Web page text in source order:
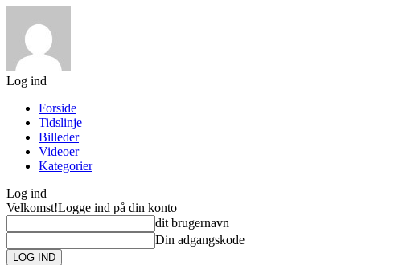
Log ind
Forside
Tidslinje
Billeder
Videoer
Kategorier
Log ind
Velkomst!Logge ind på din konto
dit brugernavn
Din adgangskode